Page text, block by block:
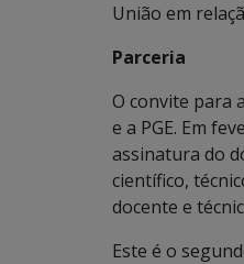
União em
Parceria
O convite para
e a PGE. Em
assinatura do
científico,
docente e
Este é o